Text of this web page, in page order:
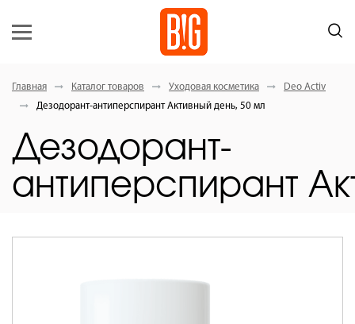
Главная Каталог товаров Уходовая косметика
Deo Activ
Дезодорант-антиперспирант Активный день, 50 мл
Дезодорант-
антиперспирант